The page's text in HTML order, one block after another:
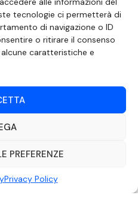
tecnologie ci permetterà di
di navigazione o ID
o ritirare il consenso
caratteristiche e
PREFERENZE
Privacy Policy
6 DEL DECRETO DEL MINISTRO
DI ATTUAZIONE DEL PRINCIPIO DEL
da
Tutti i diritti riservati |